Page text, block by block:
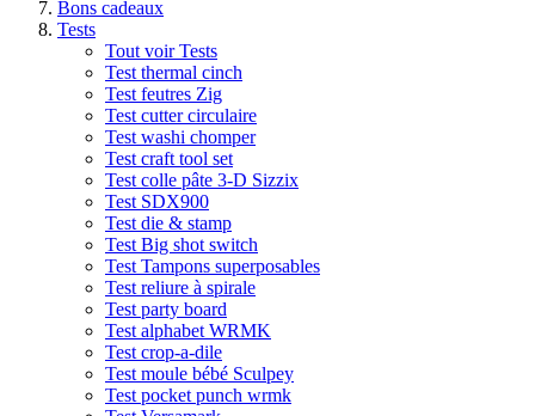
Bons cadeaux
Tests
Tout voir Tests
Test thermal cinch
Test feutres Zig
Test cutter circulaire
Test washi chomper
Test craft tool set
Test colle pâte 3-D Sizzix
Test SDX900
Test die & stamp
Test Big shot switch
Test Tampons superposables
Test reliure à spirale
Test party board
Test alphabet WRMK
Test crop-a-dile
Test moule bébé Sculpey
Test pocket punch wrmk